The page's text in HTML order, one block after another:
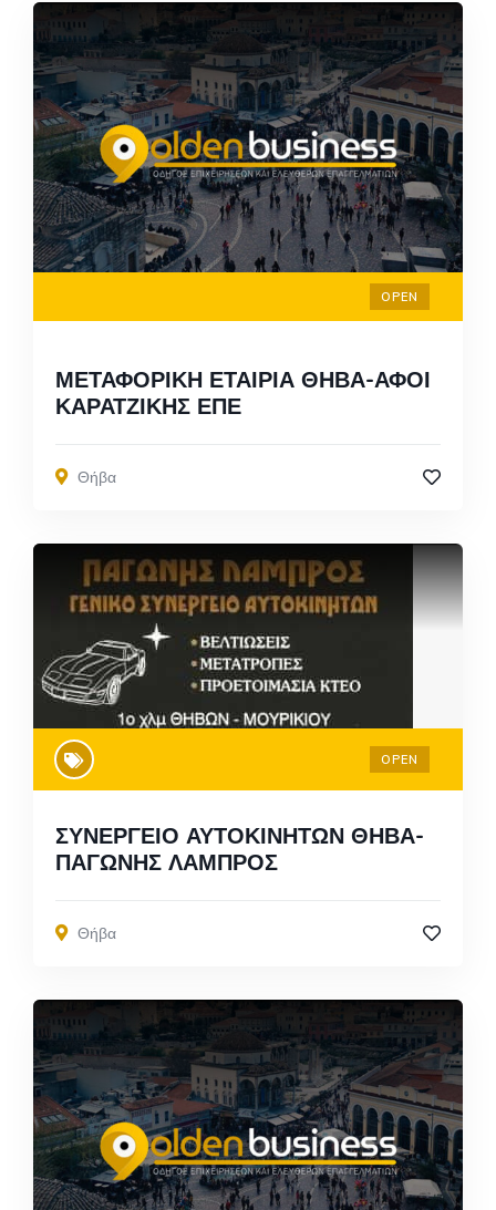
OPEN
ΜΕΤΑΦΟΡΙΚΗ ΕΤΑΙΡΙΑ ΘΗΒΑ-ΑΦΟΙ
ΚΑΡΑΤΖΙΚΗΣ ΕΠΕ
Θήβα
OPEN
ΣΥΝΕΡΓΕΙΟ ΑΥΤΟΚΙΝΗΤΩΝ ΘΗΒΑ-
ΠΑΓΩΝΗΣ ΛΑΜΠΡΟΣ
Θήβα